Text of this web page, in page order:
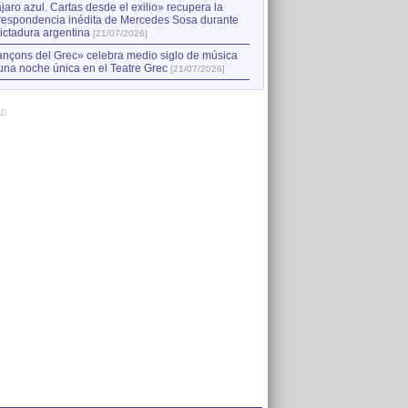
azul. Cartas desde el exilio» recupera la
inédita de Mercedes Sosa durante
argentina [21/07/2026]
del Grec» celebra medio siglo de música
noche única en el Teatre Grec [21/07/2026]